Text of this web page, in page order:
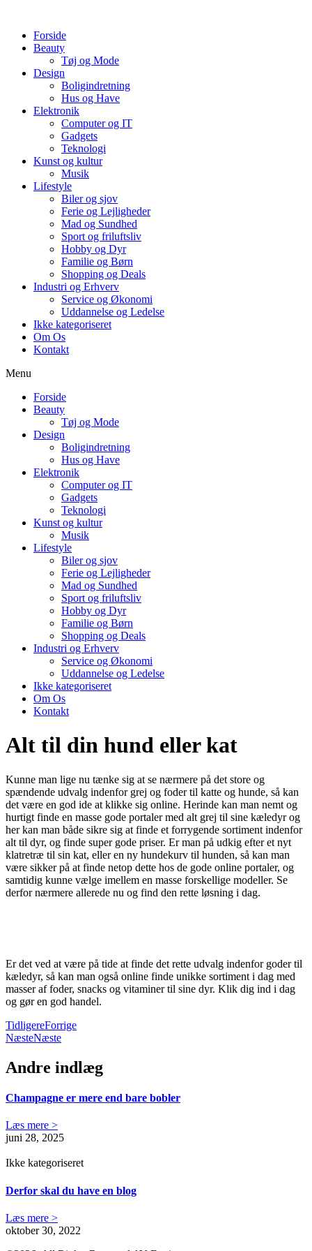
indholdForside
Beauty
Tøj og Mode
Design
Boligindretning
Hus og Have
Elektronik
Computer og IT
Gadgets
Teknologi
Kunst og kultur
Musik
Lifestyle
Biler og sjov
Ferie og Lejligheder
Mad og Sundhed
Sport og friluftsliv
Hobby og Dyr
Familie og Børn
Shopping og Deals
Industri og Erhverv
Service og Økonomi
Uddannelse og Ledelse
Ikke kategoriseret
Om Os
Kontakt
Menu
Forside
Beauty
Tøj og Mode
Design
Boligindretning
Hus og Have
Elektronik
Computer og IT
Gadgets
Teknologi
Kunst og kultur
Musik
Lifestyle
Biler og sjov
Ferie og Lejligheder
Mad og Sundhed
Sport og friluftsliv
Hobby og Dyr
Familie og Børn
Shopping og Deals
Industri og Erhverv
Service og Økonomi
Uddannelse og Ledelse
Ikke kategoriseret
Om Os
Kontakt
Alt til din hund eller kat
Kunne man lige nu tænke sig at se nærmere på det store og
spændende udvalg indenfor grej og foder til katte og hunde, så kan
det være en god ide at klikke sig online. Herinde kan man nemt og
hurtigt finde en masse gode portaler med alt grej til sine kæledyr og
her kan man både sikre sig at finde et forrygende sortiment indenfor
alt til dyr, og finde super gode priser. Er man på udkig efter et nyt
klatretræ til sin kat, eller en ny hundekurv til hunden, så kan man
være sikker på at finde netop dette hos de gode online portaler, og
samtidig kunne vælge imellem en masse forskellige modeller. Se
derfor nærmere allerede nu og find den rette løsning i dag.
Er det ved at være på tide at finde det rette udvalg indenfor goder til
kæledyr, så kan man også online finde unikke sortiment i dag med
masser af foder, snacks og vitaminer til sine dyr. Klik dig ind i dag
og gør en god handel.
TidligereForrige
NæsteNæste
Andre indlæg
Champagne er mere end bare bobler
Læs mere >
juni 28, 2025
Ikke kategoriseret
Derfor skal du have en blog
Læs mere >
oktober 30, 2022